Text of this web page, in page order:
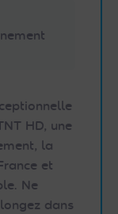
HD, une
la
et
Ne
dans